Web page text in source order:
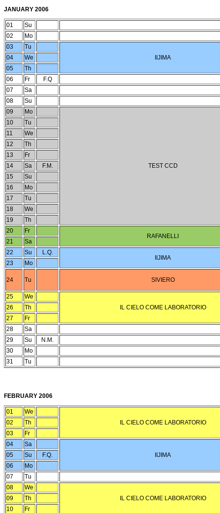
JANUARY 2006
01
Su
02
Mo
03
Tu
IIJIMA
04
We
05
Th
06
Fr
F.Q
07
Sa
08
Su
09
Mo
TEST CCD
10
Tu
11
We
12
Th
13
Fr
14
Sa
F.M.
15
Su
16
Mo
17
Tu
18
We
19
Th
20
Fr
RAFANELLI
21
Sa
22
Su L.Q.
IIJIMA
23 Mo
24 Tu SIVIERO
25
We
IL CIELO COME LABORATORIO
26
Th
27
Fr
28
Sa
29
Su
N.M.
30
Mo
31
Tu
FEBRUARY 2006
01
We
IL CIELO COME LABORATORIO
02
Th
03
Fr
04
Sa
IIJIMA
05 Su
F.Q.
06
Mo
07
Tu
08
We
IL CIELO COME LABORATORIO
09
Th
10
Fr